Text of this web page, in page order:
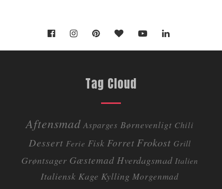
Tag Cloud
Aftensmad Asparges Børnevenligt Chili
Dessert Ferie Fisk ForretFrokost Grill
Grøntsager Gæstemad Hverdagsmad Italien
Italiensk Kage Kylling Morgenmad